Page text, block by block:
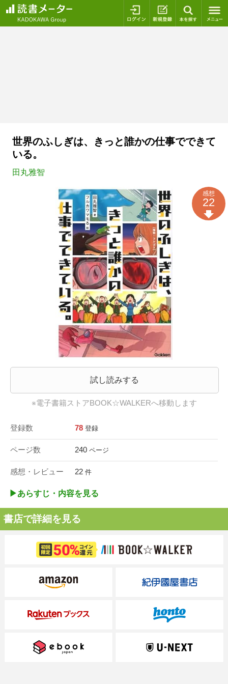
ログイン 新規登録
世界のふしぎは、きっと誰かの仕事でできて
いる。
田丸雅智
試し読みする
※電子書籍ストアBOOK☆WALKERへ移動します
登録数 78 登録
ページ数 240 ページ
感想・レビュー 22 件
感想
22
▶︎あらすじ・内容を見る
書店で詳細を見る